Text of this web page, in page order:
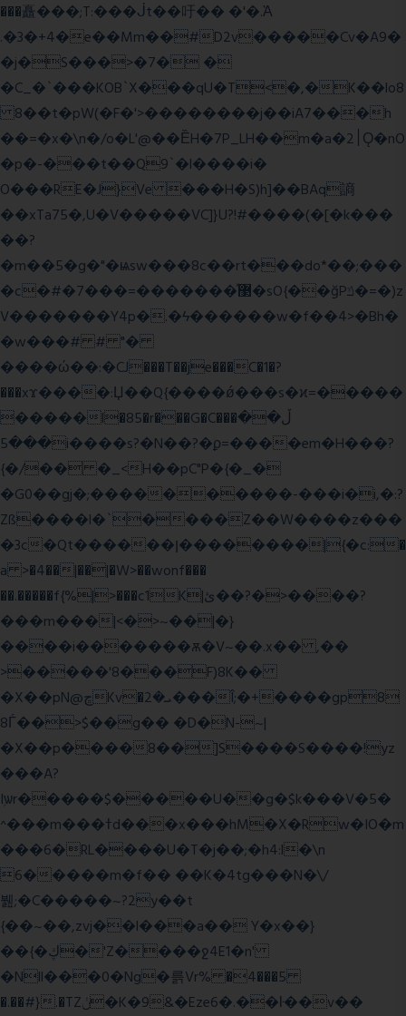
���矗���;T:���ᒎt��吁�� �'�.Ὰ
.�3�+4�e��Mm��#D2v�����Cv�A9�
�j�S���>�7� �
�C_�`���KOB`X���qU�T<�,�K��lo8
8��t�pW(�F�'>��������j��iA7���h
��=�x�\n�/o�L'@��ȄH�7P_LH��m�a�2׀Ǫ�nO
�p�-���t��Q9`�l����i�
O���RE�J}Ve ���H�S)h]��BAq謪
��xTa75�,U�V�����VC]}U?!#����(�[�k���
��?
�m��5�g�"�ѩsw���8c��rt���do*��;���
�c�#�޳�ͯ������=���7�sO{��ğPݿ�=�)z
V�������Y4p�.�ϟ������w�f��4>�Bh�
�w���# # "�
����ώ��:�CJ���T��je���C�1�?
���xϫ����:Џ��Q{����ǿ���s�ϰ=�����
�����l�85�r���G�C���ڵ��
���5i����s?�N��?�ϼ=����em�H���?
{�/�� �_<H��pC"P�{�_�
�G0��gj�;����������-���i�i,�:?
Zß����l�`����Z��W����z���
�3c�Qt������ן��������|{�c:�
a >�4��|��|�W>��wonf���
��.�����f{%|>���c1K|ئ��?�>����?
���m���|<�>~��|�}
����i�������ѫ�V~��.x�� ,��
>�����'8���F)8K��
�X��pN@ڇKv�ܝ�2���Î;�+����gp8
8Ѓ��>$��g�� �D�N-~|
�X��p����8��]S����S����!yz
���A?
Iۭѡr�����$�����U��g�$k���V�5�
^���m���ߙd���x���hM�X�Rw�IO�m
���6�RL����U�T�j��;�h4:l�\n
6�����m�f�� ��K�4tg���N�\/
뷆;�C�����~?2y��t
{��~��,zvj��l���a�� Y�x��}
��{�ڮ�'Z����ջ4E1�n'
�Nll���0�Ng�륽Vr% �4���5
�.��#}.�TZݩ�K�9&�Eze6�.��ŀ��v��